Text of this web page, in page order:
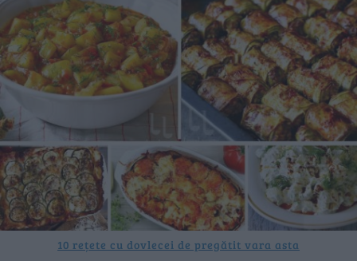
10 rețete cu dovlecei de pregătit vara asta